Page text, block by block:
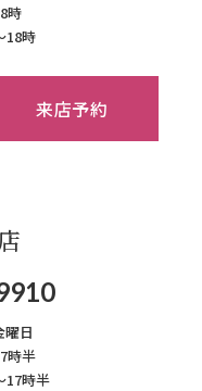
時
18時
来店予約
⽇
時半
17時半